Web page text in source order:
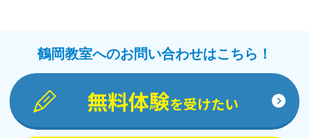
鶴岡教室へのお問い合わせはこちら！
無料体験を受けたい